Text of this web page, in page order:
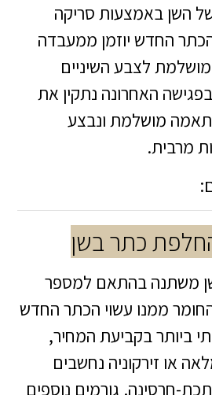
השן באמצעות סריקה
החדש יוזמן ממעבדה
לצבע השיניים
האחרונה נתקין את
מושלמת ונבצע
מרבית.
כתר בשן
משתנה בהתאם למספר
ממנו עשוי הכתר החדש
ביותר בקביעת המחיר,
או זירקוניה נחשבים
חרסינה. גורמים נוספים